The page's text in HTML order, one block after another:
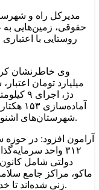
مدیرکل راه و
حقوقی، زمین‌هایی
دژ،
شهرستان‌های اشنویه، نقده و سردشت در دستور کار قرار دارد.
آرامون افزود: در
دولتی شامل
ماکو، مراکز جامع
زنی شده‌اند تا خدمات عمومی و رفاه شهروندان افزایش یابد.